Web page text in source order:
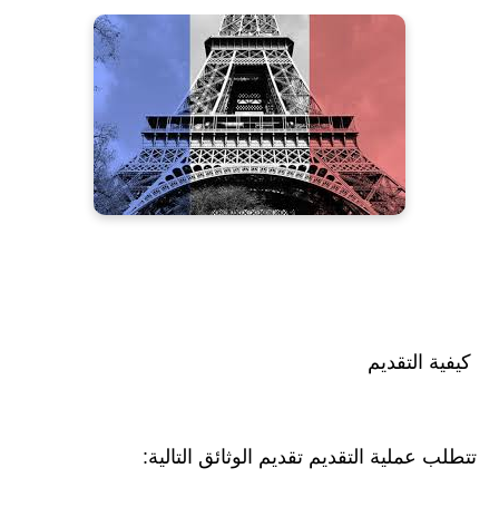
كيفية التقديم
تتطلب عملية التقديم تقديم الوثائق التالية: